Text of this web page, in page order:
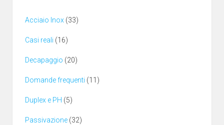
Acciaio Inox (33)
Casi reali (16)
Decapaggio (20)
Domande frequenti (11)
Duplex e PH (5)
Passivazione (32)